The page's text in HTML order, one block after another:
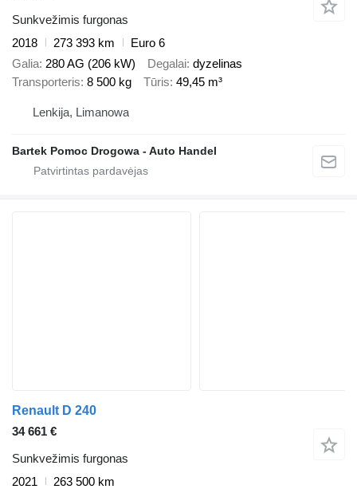
Sunkvežimis furgonas
2018
273 393 km
Euro 6
Galia 280 AG (206 kW) Degalai dyzelinas
Transporteris 8 500 kg Tūris 49,45 m³
Lenkija, Limanowa
Bartek Pomoc Drogowa - Auto Handel
Renault D 240
34 661 €
Sunkvežimis furgonas
2021
263 500 km